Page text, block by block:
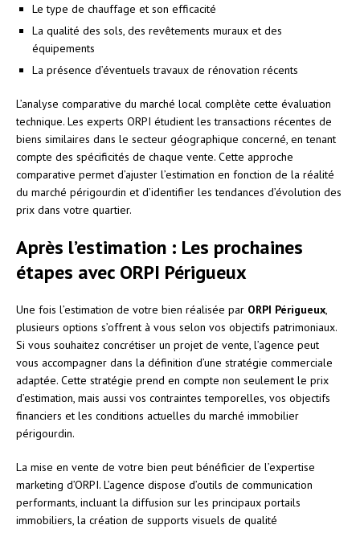
Le type de chauffage et son efficacité
La qualité des sols, des revêtements muraux et des
équipements
La présence d’éventuels travaux de rénovation récents
L’analyse comparative du marché local complète cette évaluation
technique. Les experts ORPI étudient les transactions récentes de
biens similaires dans le secteur géographique concerné, en tenant
compte des spécificités de chaque vente. Cette approche
comparative permet d’ajuster l’estimation en fonction de la réalité
du marché périgourdin et d’identifier les tendances d’évolution des
prix dans votre quartier.
Après l’estimation : Les prochaines
étapes avec ORPI Périgueux
Une fois l’estimation de votre bien réalisée par ORPI Périgueux
plusieurs options s’offrent à vous selon vos objectifs patrimoniaux.
Si vous souhaitez concrétiser un projet de vente, l’agence peut
vous accompagner dans la définition d’une stratégie commerciale
adaptée. Cette stratégie prend en compte non seulement le prix
d’estimation, mais aussi vos contraintes temporelles, vos objectifs
financiers et les conditions actuelles du marché immobilier
périgourdin.
La mise en vente de votre bien peut bénéficier de l’expertise
marketing d’ORPI. L’agence dispose d’outils de communication
performants, incluant la diffusion sur les principaux portails
immobiliers, la création de supports visuels de qualité